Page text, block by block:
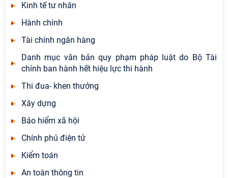
Kinh tế tư nhân
Hành chính
Tài chính ngân hàng
Danh mục văn bản quy phạm pháp luật do Bộ Tài
chính ban hành hết hiệu lực thi hành
Thi đua- khen thưởng
Xây dựng
Bảo hiểm xã hội
Chính phủ điện tử
Kiểm toán
An toàn thông tin